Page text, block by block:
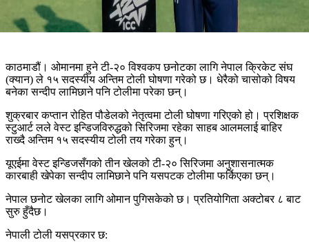
काठमाडौं। ओमानमा हुने टी-२० विश्वकप छनोटका लागि नेपाल क्रिकेट संघ
(क्यान) ले १५ सदस्यीय अन्तिम टोली घोषणा गरेको छ। धेरैको चासोको विषय
बनेका सन्दीप लामिछाने पनि टोलीमा परेका छन्।
शुक्रबार कप्तान रोहित पौडेलको नेतृत्वमा टोली घोषणा गरिएको हो। प्रशिक्षक
स्टुआर्ट लले वेस्ट इन्डिजविरुद्धको सिरिजमा रहेका साहब आलमलाई बाहिर
राख्दै अन्तिम १५ सदस्यीय टोली तय गरेका हुन्।
यूएईमा वेस्ट इन्डिजसँगको तीन खेलको टी-२० सिरिजमा अनुशासनात्मक
कारबाही खेपेका सन्दीप लामिछाने पनि यसपटक टोलीमा फर्किएका छन्।
नेपाल छनोट खेलका लागि ओमान पुगिसकेको छ। प्रतियोगिता अक्टोबर ८ बाट
सुरु हुँदैछ।
नेपाली टोली यसप्रकार छ: